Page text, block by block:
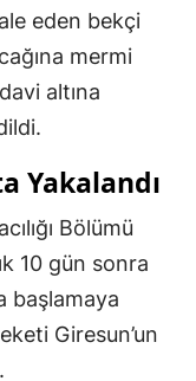
eden bekçi
mermi
altına
Yakalandı
Bölümü
10 gün sonra
başlamaya
Giresun’un